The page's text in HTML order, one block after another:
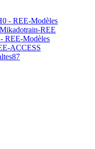
- REE-Modèles
REE
REE-Modèles
ACCESS